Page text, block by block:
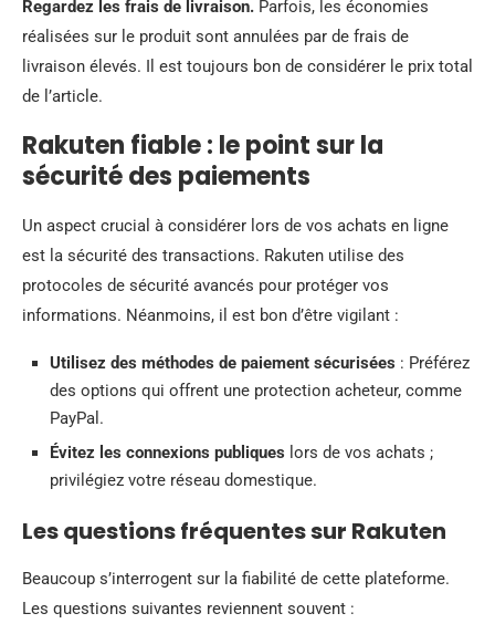
Regardez les frais de livraison. Parfois, les économies
réalisées sur le produit sont annulées par de frais de
livraison élevés. Il est toujours bon de considérer le prix total
de l’article.
Rakuten fiable : le point sur la
sécurité des paiements
Un aspect crucial à considérer lors de vos achats en ligne
est la sécurité des transactions. Rakuten utilise des
protocoles de sécurité avancés pour protéger vos
informations. Néanmoins, il est bon d’être vigilant :
Utilisez des méthodes de paiement sécurisées : Préférez
des options qui offrent une protection acheteur, comme
PayPal.
Évitez les connexions publiques lors de vos achats ;
privilégiez votre réseau domestique.
Les questions fréquentes sur Rakuten
Beaucoup s’interrogent sur la fiabilité de cette plateforme.
Les questions suivantes reviennent souvent :